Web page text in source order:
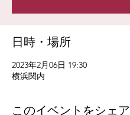
日時・場所
2023年2月06日 19:30
横浜関内
このイベントをシェア